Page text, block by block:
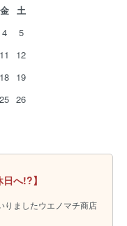
金
土
4
5
11
12
18 19
25 26
へ!?】
りましたウエノマチ商店